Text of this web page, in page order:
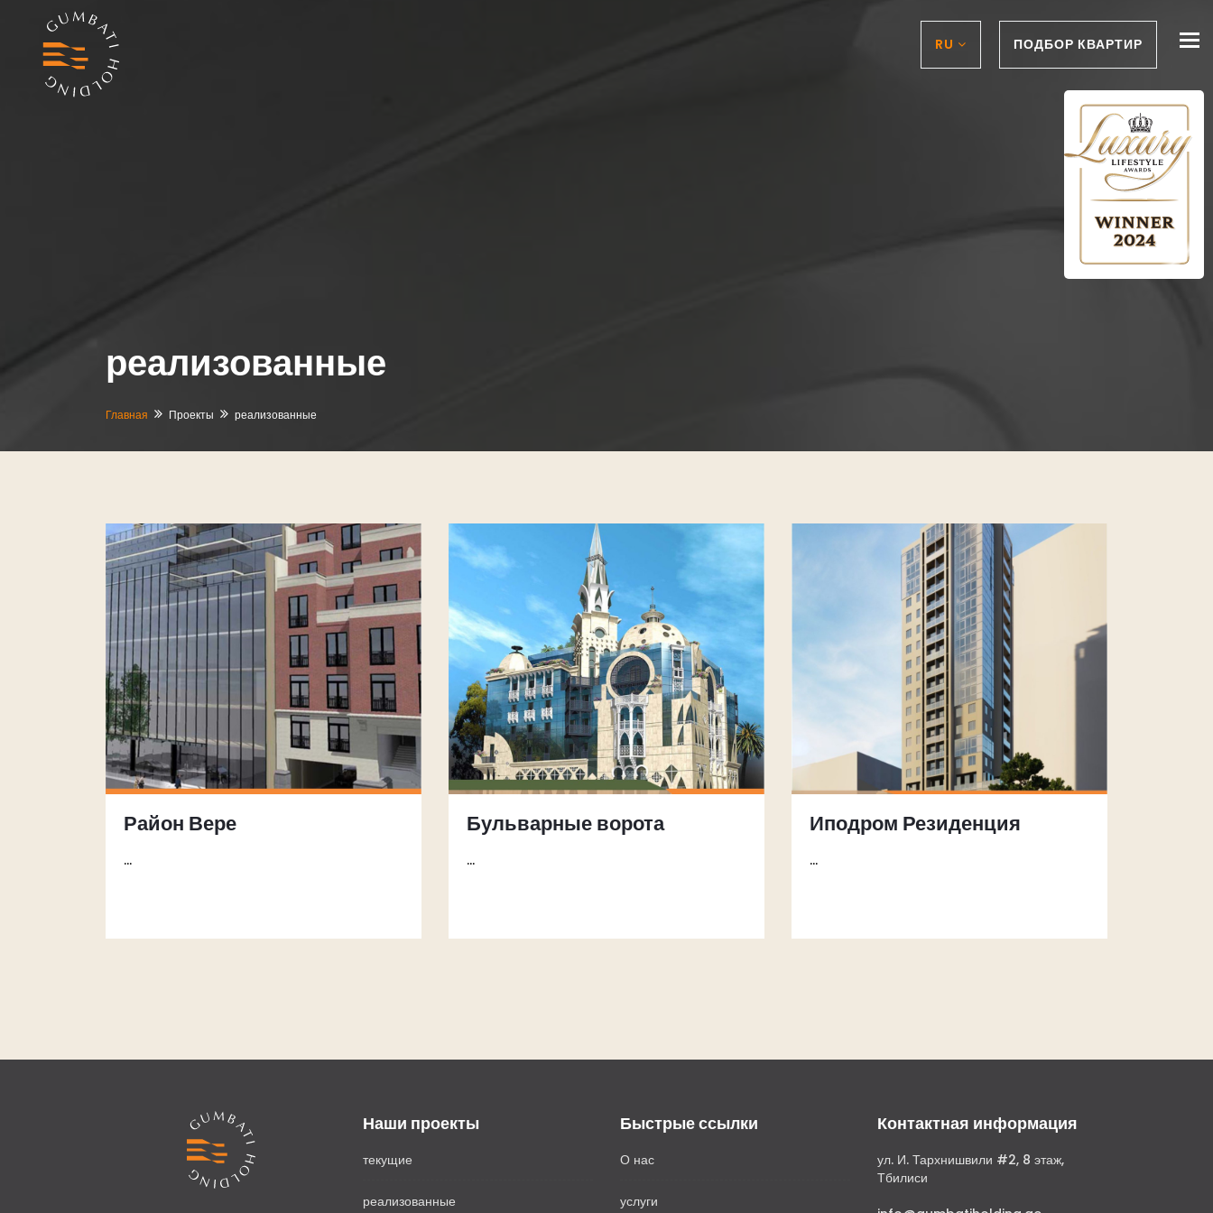
RU ПОДБОР КВАРТИР
реализованные
Главная Проекты реализованные
Район Вере
...
Бульварные ворота
...
Иподром Резиденция
...
Наши проекты
текущие
реализованные
Быстрые ссылки
О нас
услуги
Контактная информация
ул. И. Тархнишвили #2, 8 этаж,
Тбилиси